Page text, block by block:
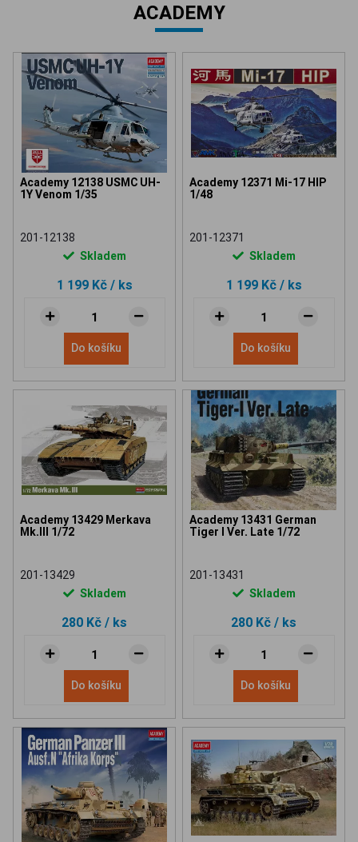
ACADEMY
Academy 12138 USMC UH-
1Y Venom 1/35
201-12138
Skladem
1 199 Kč / ks
Do košíku
Academy 12371 Mi-17 HIP
1/48
201-12371
Skladem
1 199 Kč / ks
Do košíku
Academy 13429 Merkava
Mk.III 1/72
201-13429
Skladem
280 Kč / ks
Do košíku
Academy 13431 German
Tiger I Ver. Late 1/72
201-13431
Skladem
280 Kč / ks
Do košíku